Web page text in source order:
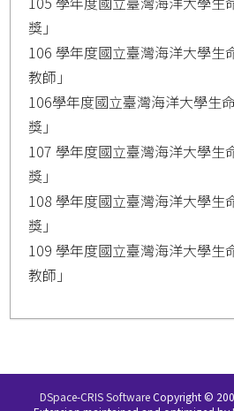
獎」
106 學年度國立臺灣海洋大學生
教師」
106學年度國立臺灣海洋大學生
獎」
107 學年度國立臺灣海洋大學生
獎」
108 學年度國立臺灣海洋大學生
獎」
109 學年度國立臺灣海洋大學生
教師」
DSpace-CRIS SoftwareCopyright ©